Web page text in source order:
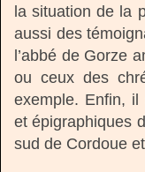
la situation de la
aussi des
l’abbé de Gorze
ou ceux des
exemple. Enfin, il
et épigraphiques
sud de Cordoue